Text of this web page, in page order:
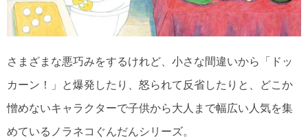
さまざまな悪巧みをするけれど、小さな間違いから「ドッ
カーン！」と爆発したり、怒られて反省したりと、どこか
憎めないキャラクターで子供から大人まで幅広い人気を集
めているノラネコぐんだんシリーズ。